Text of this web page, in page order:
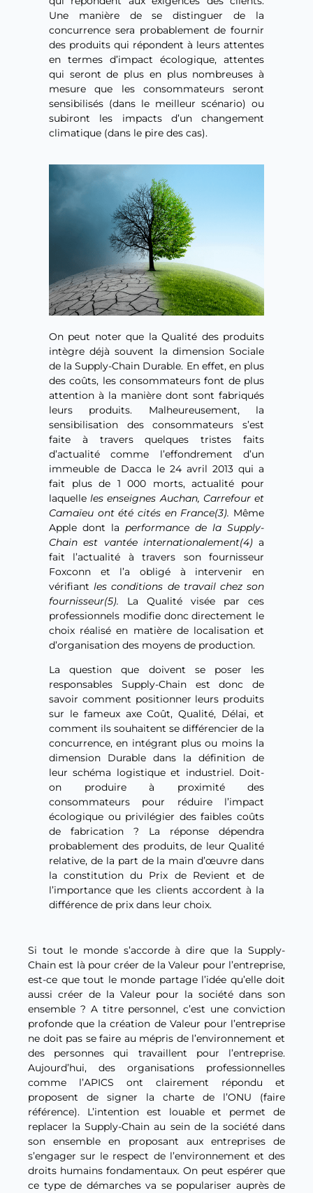
Une manière de se distinguer de la
concurrence sera probablement de fournir
des produits qui répondent à leurs attentes
en termes d’impact écologique, attentes
qui seront de plus en plus nombreuses à
mesure que les consommateurs seront
sensibilisés (dans le meilleur scénario) ou
subiront les impacts d’un changement
climatique (dans le pire des cas).
On peut noter que la Qualité des produits
intègre déjà souvent la dimension Sociale
de la Supply-Chain Durable. En effet, en plus
des coûts, les consommateurs font de plus
attention à la manière dont sont fabriqués
leurs produits. Malheureusement, la
sensibilisation des consommateurs s’est
faite à travers quelques tristes faits
d’actualité comme l’effondrement d’un
immeuble de Dacca le 24 avril 2013 qui a
fait plus de 1 000 morts, actualité pour
laquelle les enseignes Auchan, Carrefour et
Camaïeu ont été cités en France(3). Même
Apple dont la performance de la Supply-
Chain est vantée internationalement(4)a
fait l’actualité à travers son fournisseur
Foxconn et l’a obligé à intervenir en
vérifiant les conditions de travail chez son
fournisseur(5). La Qualité visée par ces
professionnels modifie donc directement le
choix réalisé en matière de localisation et
d’organisation des moyens de production.
La question que doivent se poser les
responsables Supply-Chain est donc de
savoir comment positionner leurs produits
sur le fameux axe Coût, Qualité, Délai, et
comment ils souhaitent se différencier de la
concurrence, en intégrant plus ou moins la
dimension Durable dans la définition de
leur schéma logistique et industriel. Doit-
on produire à proximité des
consommateurs pour réduire l’impact
écologique ou privilégier des faibles coûts
de fabrication ? La réponse dépendra
probablement des produits, de leur Qualité
relative, de la part de la main d’œuvre dans
la constitution du Prix de Revient et de
l’importance que les clients accordent à la
différence de prix dans leur choix.
Si tout le monde s’accorde à dire que la Supply-
Chain est là pour créer de la Valeur pour l’entreprise,
est-ce que tout le monde partage l’idée qu’elle doit
aussi créer de la Valeur pour la société dans son
ensemble ? A titre personnel, c’est une conviction
profonde que la création de Valeur pour l’entreprise
ne doit pas se faire au mépris de l’environnement et
des personnes qui travaillent pour l’entreprise.
Aujourd’hui, des organisations professionnelles
comme l’APICS ont clairement répondu et
proposent de signer la charte de l’ONU (faire
référence). L’intention est louable et permet de
replacer la Supply-Chain au sein de la société dans
son ensemble en proposant aux entreprises de
s’engager sur le respect de l’environnement et des
droits humains fondamentaux. On peut espérer que
ce type de démarches va se populariser auprès de